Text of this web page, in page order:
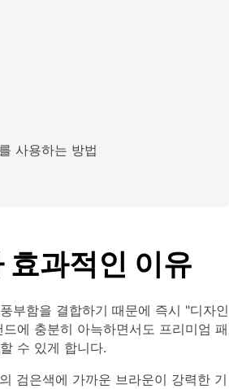
사용하는 방법
효과적인 이유
부함을 결합하기 때문에 즉시 "디자인
에 충분히 아늑하면서도 프리미엄 패
수 있게 합니다.
검은색에 가까운 브라운이 강력한 기